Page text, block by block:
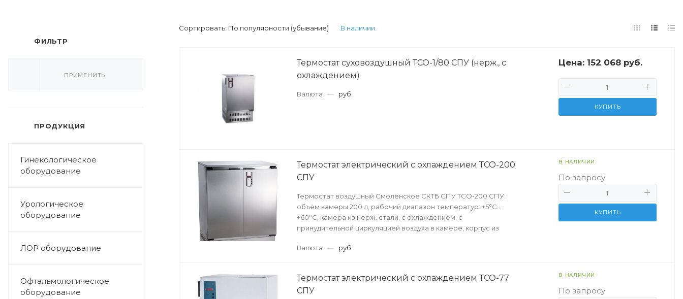
ФИЛЬТР
ПРИМЕНИТЬ
ПРОДУКЦИЯ
Гинекологическое
оборудование
Урологическое
оборудование
ЛОР оборудование
Офтальмологическое
оборудование
Сортировать: По популярности (убывание) В наличии
Термостат суховоздушный ТСО-1/80 СПУ (нерж., с
охлаждением)
Валюта — руб.
Цена: 152 068 руб.
КУПИТЬ
Термостат электрический с охлаждением ТСО-200
СПУ
Термостат воздушный Смоленское СКТБ СПУ ТСО-200 СПУ:
объём камеры 200 л, рабочий диапазон температур: +5°С…
+60°С, камера из нерж. стали, с охлаждением, с
принудительной циркуляцией воздуха в камере, корпус из
Валюта
— руб.
В НАЛИЧИИ
По запросу
КУПИТЬ
Термостат электрический с охлаждением ТСО-77
СПУ
В НАЛИЧИИ
По запросу